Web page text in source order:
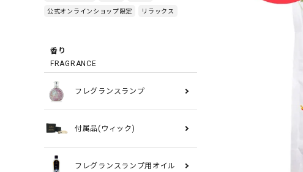
公式オンラインショップ限定
リラックス
香り
FRAGRANCE
フレグランスランプ
付属品(ウィック)
フレグランスランプ用オイル